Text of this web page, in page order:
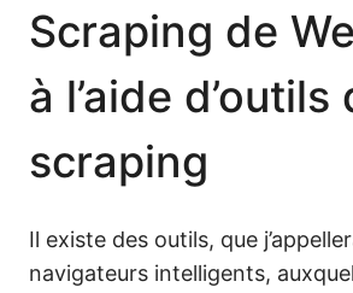
Scraping de
à l’aide d’outils
scraping
Il existe des outils, que
navigateurs intelligents,